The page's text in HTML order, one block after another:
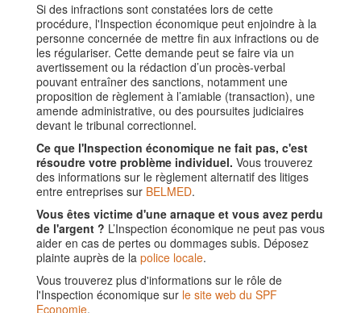
Si des infractions sont constatées lors de cette
procédure, l'Inspection économique peut enjoindre à la
personne concernée de mettre fin aux infractions ou de
les régulariser. Cette demande peut se faire via un
avertissement ou la rédaction d’un procès-verbal
pouvant entraîner des sanctions, notamment une
proposition de règlement à l’amiable (transaction), une
amende administrative, ou des poursuites judiciaires
devant le tribunal correctionnel.
Ce que l'Inspection économique ne fait pas, c'est
résoudre votre problème individuel. Vous trouverez
des informations sur le règlement alternatif des litiges
entre entreprises sur BELMED.
Vous êtes victime d'une arnaque et vous avez perdu
de l'argent ? L’Inspection économique ne peut pas vous
aider en cas de pertes ou dommages subis. Déposez
plainte auprès de la police locale.
Vous trouverez plus d'informations sur le rôle de
l'Inspection économique sur le site web du SPF
Economie.